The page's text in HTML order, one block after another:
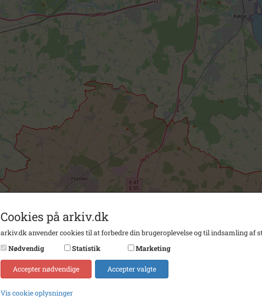
Cookies på arkiv.dk
arkiv.dk anvender cookies til at forbedre din brugeroplevelse og til indsamling af
Nødvendig
Statistik Marketing
Accepter nødvendige Accepter valgte
Vis cookie oplysninger